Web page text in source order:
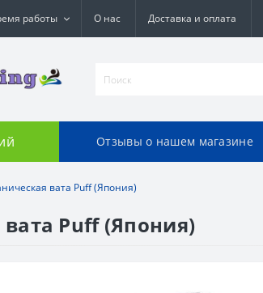
работы О нас Доставка и оплата
Отзывы о нашем магазине
вата Puff (Япония)
Puff (Япония)